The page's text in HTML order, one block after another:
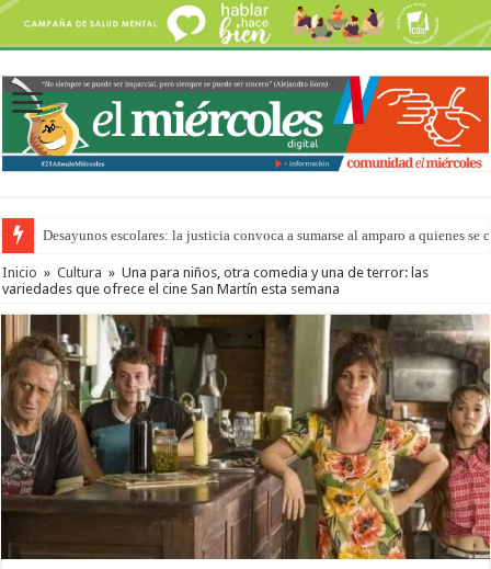
Desayunos escolares: la justicia convoca a sumarse al amparo a quienes se
“La Feria en tu Barrio” para agostocon sus días y horarios
Inicio » Cultura » Una para niños, otra comedia y una de terror: las
variedades que ofrece el cine San Martín esta semana